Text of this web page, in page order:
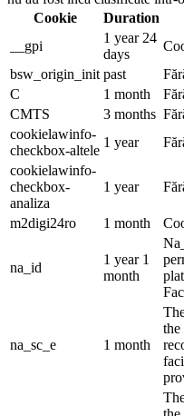
Cookie
Duration
__gpi
1 year 24
days
bsw_origin_init past
C
1 month
CMTS
3 months
cookielawinfo-
checkbox-altele
1 year
cookielawinfo-
checkbox-
analiza
1 year
m2digi24ro 1 month
na_id
1 year 1
month
na_sc_e 1 month
the